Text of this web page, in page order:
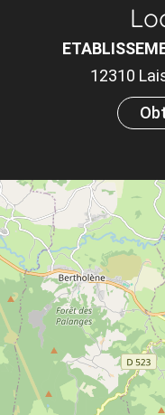
12310